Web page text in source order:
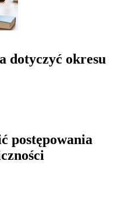
dotyczyć okresu
postępowania